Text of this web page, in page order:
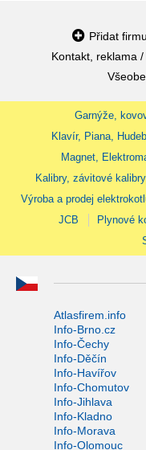
Přidat firmu
Kontakt, reklama
Garnýže,
Klavír, Piana,
Magnet,
Kalibry, závitové
Výroba a prodej
JCB
Plynové
Atlasfirem.info
Info-Brno.cz
Info-Čechy
Info-Děčín
Info-Havířov
Info-Chomutov
Info-Jihlava
Info-Kladno
Info-Morava
Info-Olomouc